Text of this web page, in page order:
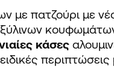
με πατζούρι με
κάσες